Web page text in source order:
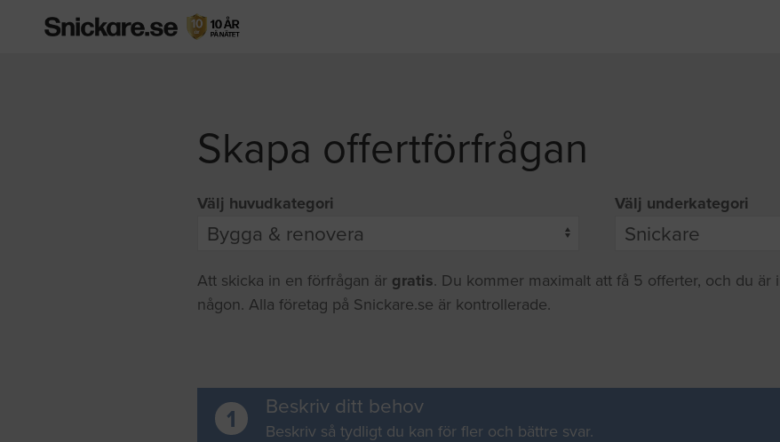
Skapa offertförfrågan
Välj huvudkategori Välj underkategori
Att skicka in en förfrågan är gratis. Du kommer maximalt att få 5 offerter, och du är
någon. Alla företag på Snickare.se är kontrollerade.
1 Beskriv ditt behov
Beskriv så tydligt du kan för fler och bättre svar.